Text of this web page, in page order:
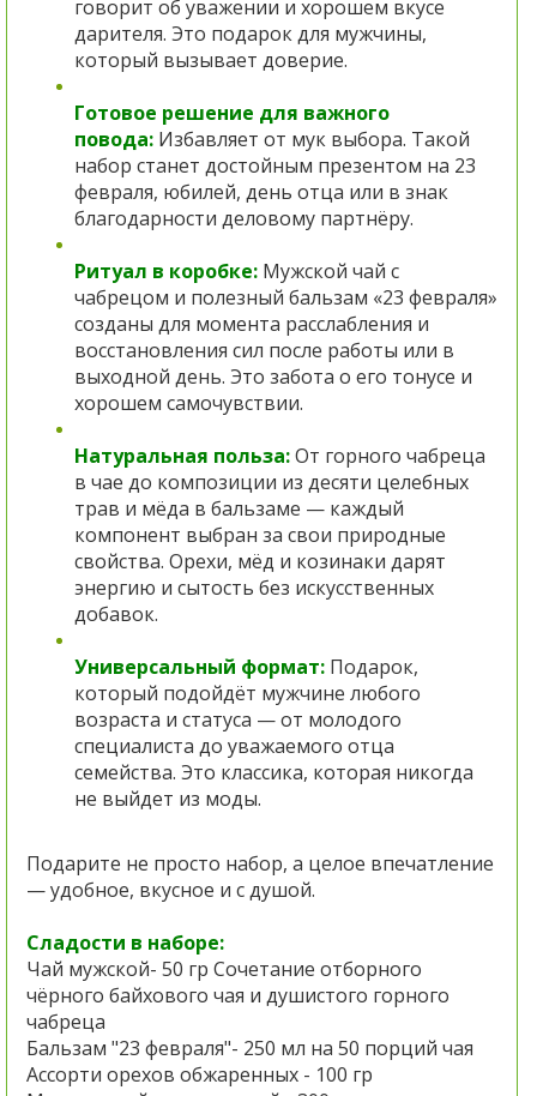
говорит об уважении и хорошем вкусе
дарителя. Это подарок для мужчины,
который вызывает доверие.
Готовое решение для важного
повода: Избавляет от мук выбора. Такой
набор станет достойным презентом на 23
февраля, юбилей, день отца или в знак
благодарности деловому партнёру.
Ритуал в коробке: Мужской чай с
чабрецом и полезный бальзам «23 февраля»
созданы для момента расслабления и
восстановления сил после работы или в
выходной день. Это забота о его тонусе и
хорошем самочувствии.
Натуральная польза:От горного чабреца
в чае до композиции из десяти целебных
трав и мёда в бальзаме — каждый
компонент выбран за свои природные
свойства. Орехи, мёд и козинаки дарят
энергию и сытость без искусственных
добавок.
Универсальный формат: Подарок,
который подойдёт мужчине любого
возраста и статуса — от молодого
специалиста до уважаемого отца
семейства. Это классика, которая никогда
не выйдет из моды.
Подарите не просто набор, а целое впечатление
— удобное, вкусное и с душой.
Сладости в наборе:
Чай мужской- 50 гр Сочетание отборного
чёрного байхового чая и душистого горного
чабреца
Бальзам "23 февраля"- 250 мл на 50 порций чая
Ассорти орехов обжаренных - 100 гр